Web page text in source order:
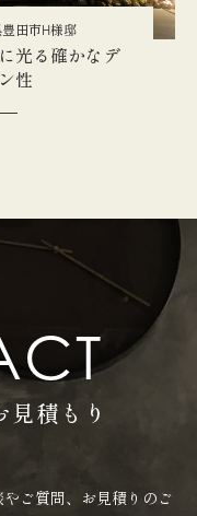
田市H様邸
光る確かなデ
性
積もり
ご質問、お見積りのご